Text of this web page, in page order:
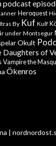
podcast
Heroquest
Itras By Kuf Kulf
under Montsegur
Okult
Daughters of
Vampire the
Ökenros
|